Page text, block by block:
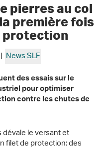
pierres au col
première fois
protection
News SLF
des essais sur le
pour optimiser
contre les chutes de
le versant et
filet de protection: des